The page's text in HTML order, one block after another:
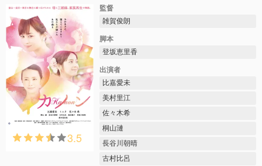
3.5
監督
雑賀俊朗
脚本
登坂恵里香
出演者
比嘉愛未
美村里江
佐々木希
桐山漣
長谷川朝晴
古村比呂